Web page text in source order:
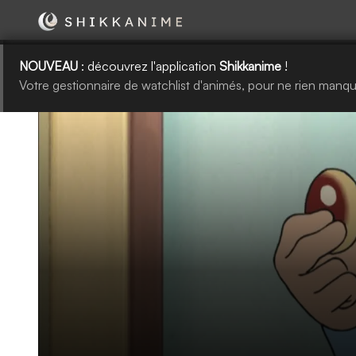
NOUVEAU : découvrez l'application Shikkanime !
Votre gestionnaire de watchlist d'animés, pour ne rien